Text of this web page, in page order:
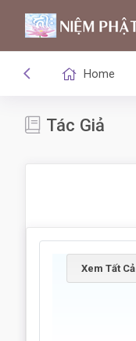
Home
Tác Giả
Xem Tất Cả